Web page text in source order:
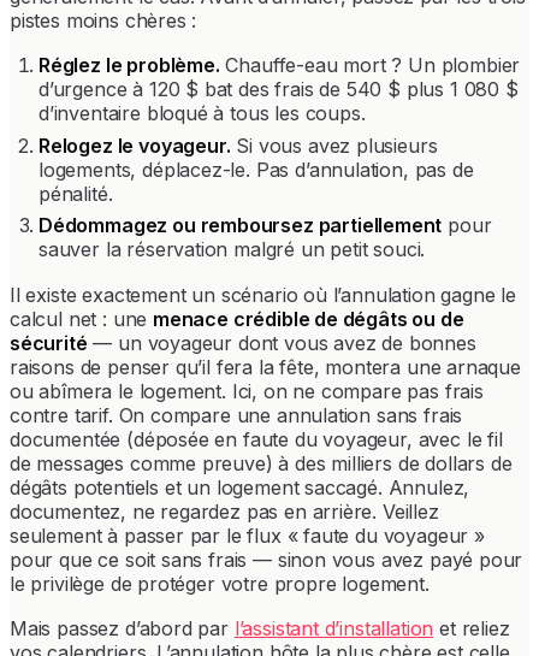
pistes moins chères :
Réglez le problème. Chauffe-eau mort ? Un plombier
d’urgence à 120 $ bat des frais de 540 $ plus 1 080 $
d’inventaire bloqué à tous les coups.
Relogez le voyageur. Si vous avez plusieurs
logements, déplacez-le. Pas d’annulation, pas de
pénalité.
Dédommagez ou remboursez partiellement pour
sauver la réservation malgré un petit souci.
Il existe exactement un scénario où l’annulation gagne le
calcul net : une menace crédible de dégâts ou de
sécurité — un voyageur dont vous avez de bonnes
raisons de penser qu’il fera la fête, montera une arnaque
ou abîmera le logement. Ici, on ne compare pas frais
contre tarif. On compare une annulation sans frais
documentée (déposée en faute du voyageur, avec le fil
de messages comme preuve) à des milliers de dollars de
dégâts potentiels et un logement saccagé. Annulez,
documentez, ne regardez pas en arrière. Veillez
seulement à passer par le flux « faute du voyageur »
pour que ce soit sans frais — sinon vous avez payé pour
le privilège de protéger votre propre logement.
Mais passez d’abord par l’assistant d’installation et reliez